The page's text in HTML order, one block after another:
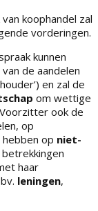
koophandel zal
vorderingen.
kunnen
de aandelen
en zal de
om wettige
ook de
op
op niet-
haar
leningen,